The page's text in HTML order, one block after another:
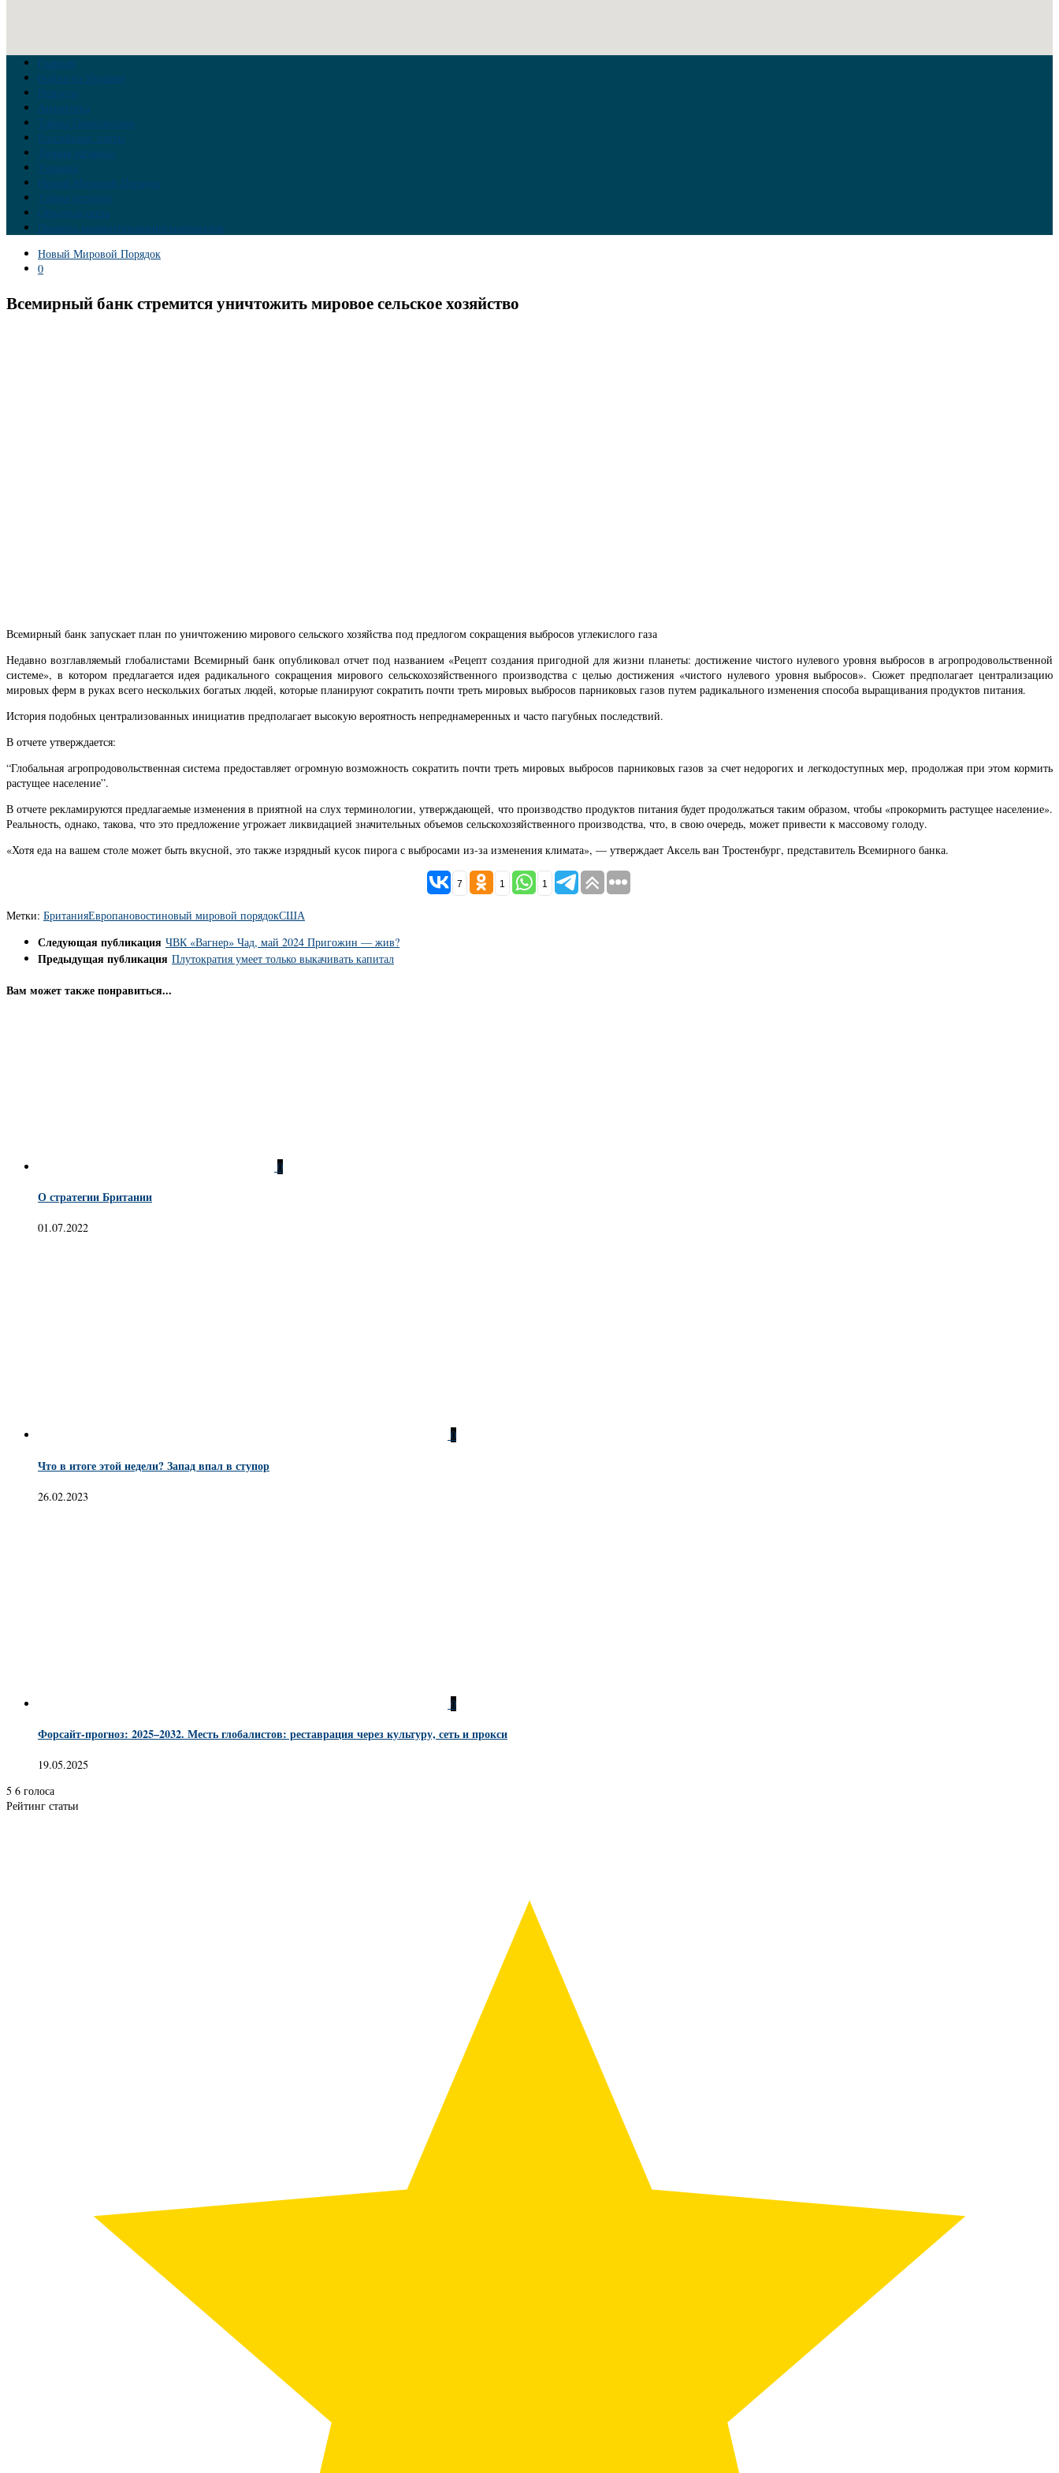
Главная
Война на Украине
Новости
Аналитика
Тайны Геополитики
Российские элиты
Теория заговора
Украина
Новый Мировой Порядок
Тайны истории
Обратная связь
Правила комментирования материалов
Новый Мировой Порядок
0
Всемирный банк стремится уничтожить мировое сельское хозяйство
Всемирный банк запускает план по уничтожению мирового сельского хозяйства под предлогом сокращения выбросов углекислого газа
Недавно возглавляемый глобалистами Всемирный банк опубликовал отчет под названием «Рецепт создания пригодной для жизни планеты: достижение чистого нулевого уровня выбросов в агропродовольственной
системе», в котором предлагается идея радикального сокращения мирового сельскохозяйственного производства с целью достижения «чистого нулевого уровня выбросов». Сюжет предполагает централизацию
мировых ферм в руках всего нескольких богатых людей, которые планируют сократить почти треть мировых выбросов парниковых газов путем радикального изменения способа выращивания продуктов питания.
История подобных централизованных инициатив предполагает высокую вероятность непреднамеренных и часто пагубных последствий.
В отчете утверждается:
“Глобальная агропродовольственная система предоставляет огромную возможность сократить почти треть мировых выбросов парниковых газов за счет недорогих и легкодоступных мер, продолжая при этом кормить
растущее население”.
В отчете рекламируются предлагаемые изменения в приятной на слух терминологии, утверждающей, что производство продуктов питания будет продолжаться таким образом, чтобы «прокормить растущее население».
Реальность, однако, такова, что это предложение угрожает ликвидацией значительных объемов сельскохозяйственного производства, что, в свою очередь, может привести к массовому голоду.
«Хотя еда на вашем столе может быть вкусной, это также изрядный кусок пирога с выбросами из-за изменения климата», — утверждает Аксель ван Тростенбург, представитель Всемирного банка.
7 1 1
Метки: БританияЕвропановостиновый мировой порядокСША
Следующая публикация ЧВК «Вагнер» Чад, май 2024 Пригожин — жив?
Предыдущая публикация Плутократия умеет только выкачивать капитал
Вам может также понравиться...
0
О стратегии Британии
01.07.2022
0
Что в итоге этой недели? Запад впал в ступор
26.02.2023
0
Форсайт-прогноз: 2025–2032. Месть глобалистов: реставрация через культуру, сеть и прокси
19.05.2025
5 6 голоса
Рейтинг статьи